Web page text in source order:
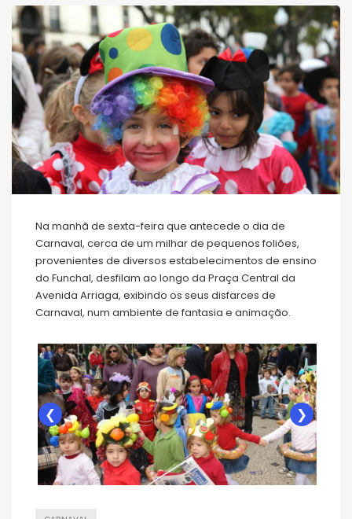
Na manhã de sexta-feira que antecede o dia de
Carnaval, cerca de um milhar de pequenos foliões,
provenientes de diversos estabelecimentos de ensino
do Funchal, desfilam ao longo da Praça Central da
Avenida Arriaga, exibindo os seus disfarces de
Carnaval, num ambiente de fantasia e animação.
❮ ❯